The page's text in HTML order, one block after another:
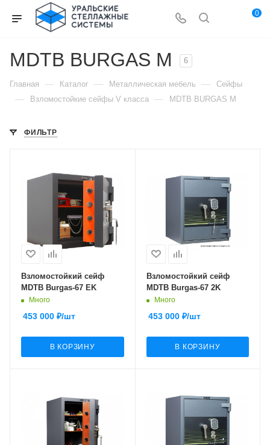
0
MDTB BURGAS M 6
Главная — Каталог — Металлическая мебель — Сейфы
— Взломостойкие сейфы V класса — MDTB BURGAS M
ФИЛЬТР
Взломостойкий сейф
MDTB Burgas-67 EK
Много
453 000 ₽/шт
В КОРЗИНУ
Взломостойкий сейф
MDTB Burgas-67 2K
Много
453 000₽/шт
В КОРЗИНУ